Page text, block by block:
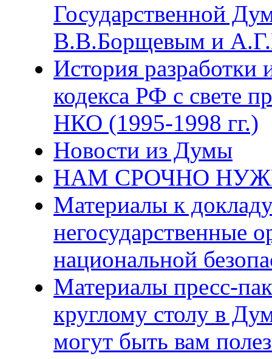
Государственной
В.В.Борщевым и
История разработки
кодекса РФ с свете
НКО (1995-1998 гг.)
Новости из Думы
НАМ СРОЧНО
Материалы к
негосударственные
национальной
Материалы пресс-
круглому столу в
могут быть вам